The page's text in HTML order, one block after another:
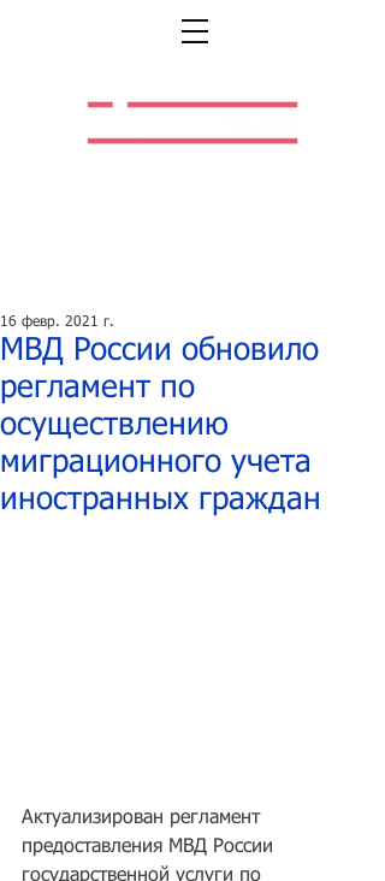
МВД России обновило
регламент по
осуществлению
миграционного учета
иностранных граждан
16 февр. 2021 г.
Актуализирован регламент
предоставления МВД России
государственной услуги по